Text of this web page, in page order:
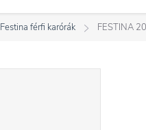
Festina férfi karórák FESTINA